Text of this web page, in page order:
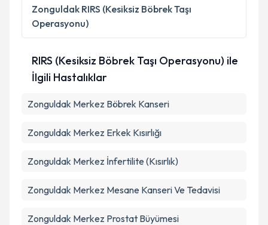
Zonguldak RIRS (Kesiksiz Böbrek Taşı
Operasyonu)
RIRS (Kesiksiz Böbrek Taşı Operasyonu) ile
İlgili Hastalıklar
Zonguldak Merkez Böbrek Kanseri
Zonguldak Merkez Erkek Kısırlığı
Zonguldak Merkez İnfertilite (Kısırlık)
Zonguldak Merkez Mesane Kanseri Ve Tedavisi
Zonguldak Merkez Prostat Büyümesi